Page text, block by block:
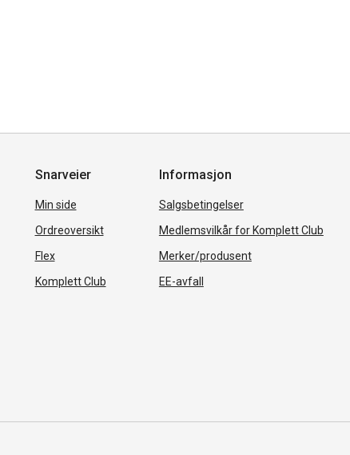
Snarveier
Min side
Ordreoversikt
Flex
Komplett Club
Informasjon
Salgsbetingelser
Medlemsvilkår for Komplett Club
Merker/produsent
EE-avfall